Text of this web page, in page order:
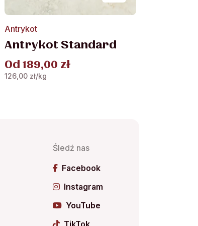
produkt
ma
wariantów.
Opcje
Antrykot
Antrykot Standard
Od 189,00 zł
126,00 zł/kg
Śledź nas
Facebook
Instagram
YouTube
TikTok